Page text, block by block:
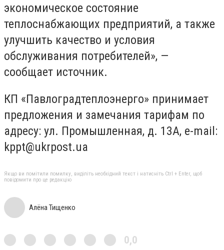
экономическое состояние
теплоснабжающих предприятий, а также
улучшить качество и условия
обслуживания потребителей», —
сообщает источник.
КП «Павлоградтеплоэнерго» принимает
предложения и замечания тарифам по
адресу: ул. Промышленная, д. 13А, е-mail:
kppt@ukrpost.ua
Якщо ви помітили помилку, виділіть необхідний текст і натисніть Ctrl + Enter, щоб
повідомити про це редакцію
Алёна Тищенко
0,0